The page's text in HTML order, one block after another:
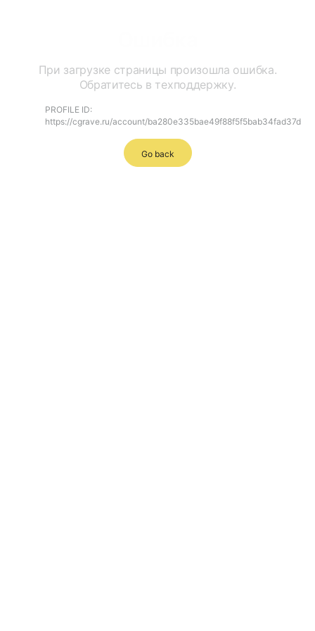
При загрузке страницы произошла ошибка.
Обратитесь в техподдержку.
PROFILE ID:
https://cgrave.ru/account/ba280e335bae49f88f5f5bab34fad37d
Go back